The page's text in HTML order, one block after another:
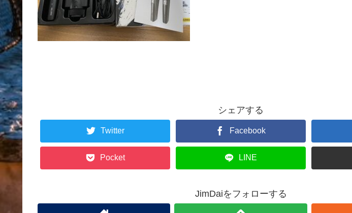
シェアする
Twitter Facebook
Pocket LINE
JimDaiをフォローする